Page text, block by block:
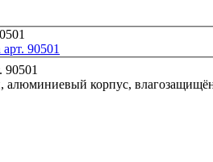
90501
алюминиевый корпус,